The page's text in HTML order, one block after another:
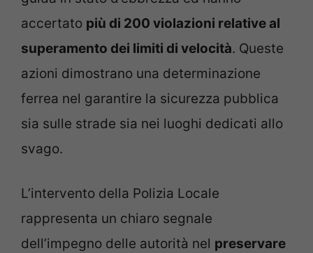
accertato più di 200 violazioni relative al
superamento dei limiti di velocità. Queste
azioni dimostrano una determinazione
ferrea nel garantire la sicurezza pubblica
sia sulle strade sia nei luoghi dedicati allo
svago.
L’intervento della Polizia Locale
rappresenta un chiaro segnale
dell’impegno delle autorità nel preservare